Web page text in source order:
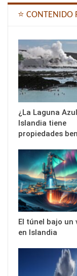
⭐ CONTENIDO
¿La Laguna
Islandia tiene
propiedades
El túnel bajo un
en Islandia